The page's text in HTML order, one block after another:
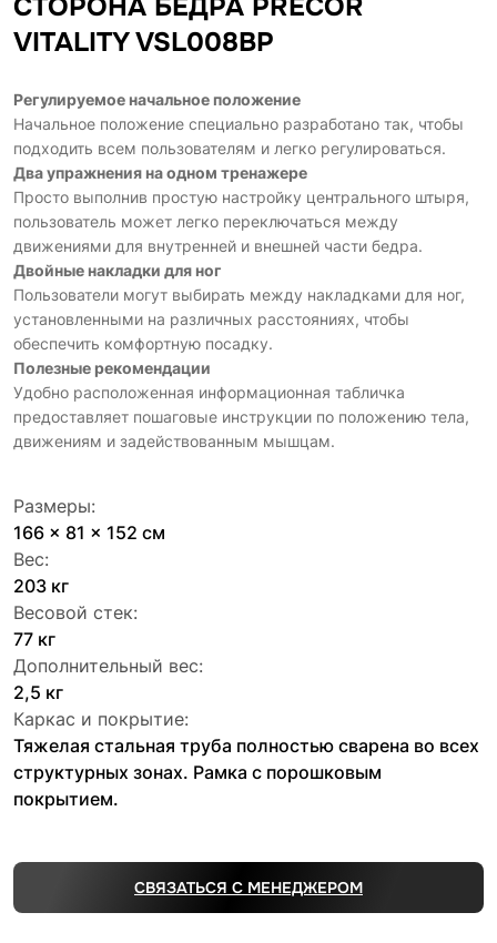
VITALITY VSL008BP
Регулируемое начальное положение
Начальное положение специально разработано так, чтобы
подходить всем пользователям и легко регулироваться.
Два упражнения на одном тренажере
Просто выполнив простую настройку центрального штыря,
пользователь может легко переключаться между
движениями для внутренней и внешней части бедра.
Двойные накладки для ног
Пользователи могут выбирать между накладками для ног,
установленными на различных расстояниях, чтобы
обеспечить комфортную посадку.
Полезные рекомендации
Удобно расположенная информационная табличка
предоставляет пошаговые инструкции по положению тела,
движениям и задействованным мышцам.
Размеры:
166 x 81 x 152 см
Вес:
203 кг
Весовой стек:
77 кг
Дополнительный вес:
2,5 кг
Каркас и покрытие:
Тяжелая стальная труба полностью сварена во всех
структурных зонах. Рамка с порошковым
покрытием.
СВЯЗАТЬСЯ С МЕНЕДЖЕРОМ